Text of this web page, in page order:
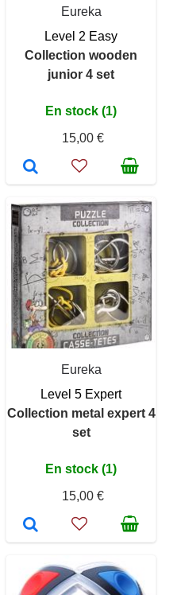
Eureka
Level 2 Easy
Collection wooden
junior 4 set
En stock (1)
15,00 €
Eureka
Level 5 Expert
Collection metal expert 4
set
En stock (1)
15,00 €